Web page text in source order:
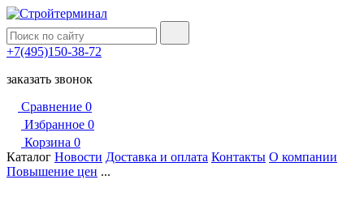
+7(495)150-38-72
заказать звонок
Сравнение 0
Избранное 0
Корзина 0
Каталог Новости Доставка и оплата Контакты О компании
Повышение цен ...